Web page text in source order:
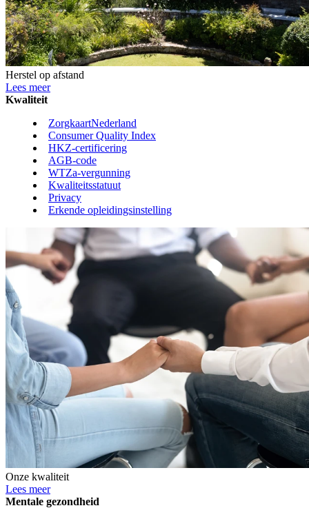
Herstel op afstand
Lees meer
Kwaliteit
ZorgkaartNederland
Consumer Quality Index
HKZ-certificering
AGB-code
WTZa-vergunning
Kwaliteitsstatuut
Privacy
Erkende opleidingsinstelling
Onze kwaliteit
Lees meer
Mentale gezondheid